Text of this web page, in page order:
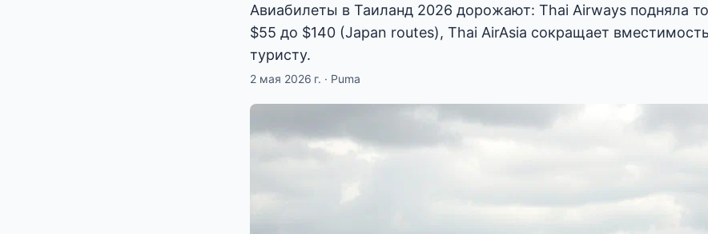
Авиабилеты в Таиланд 2026 дорожают: Thai Airways подняла
$55 до $140 (Japan routes), Thai AirAsia сокращает
туристу.
2 мая 2026 г. · Puma